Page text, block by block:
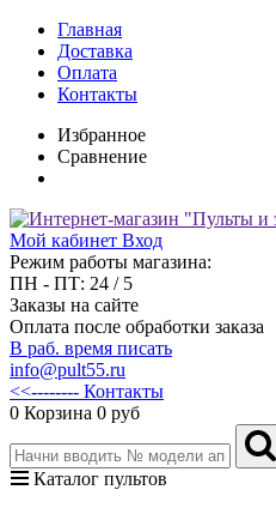
Главная
Доставка
Оплата
Контакты
Избранное
Сравнение
Мой кабинет Вход
Режим работы магазина:
ПН - ПТ: 24 / 5
Заказы на сайте
Оплата после обработки заказа
В раб. время писать
info@pult55.ru
<<-------- Контакты
0 Корзина 0 руб
Каталог пультов